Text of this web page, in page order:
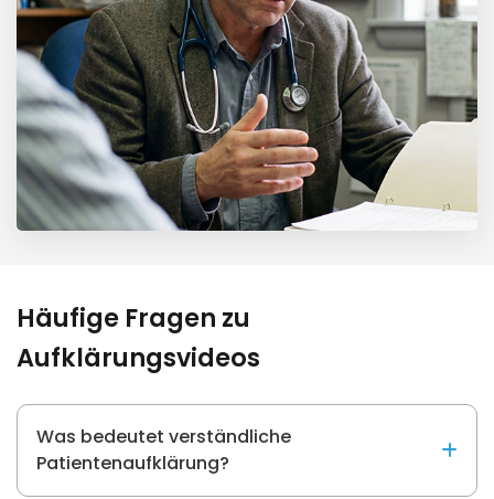
Häufige Fragen zu
Aufklärungsvideos
Was bedeutet verständliche
Patientenaufklärung?